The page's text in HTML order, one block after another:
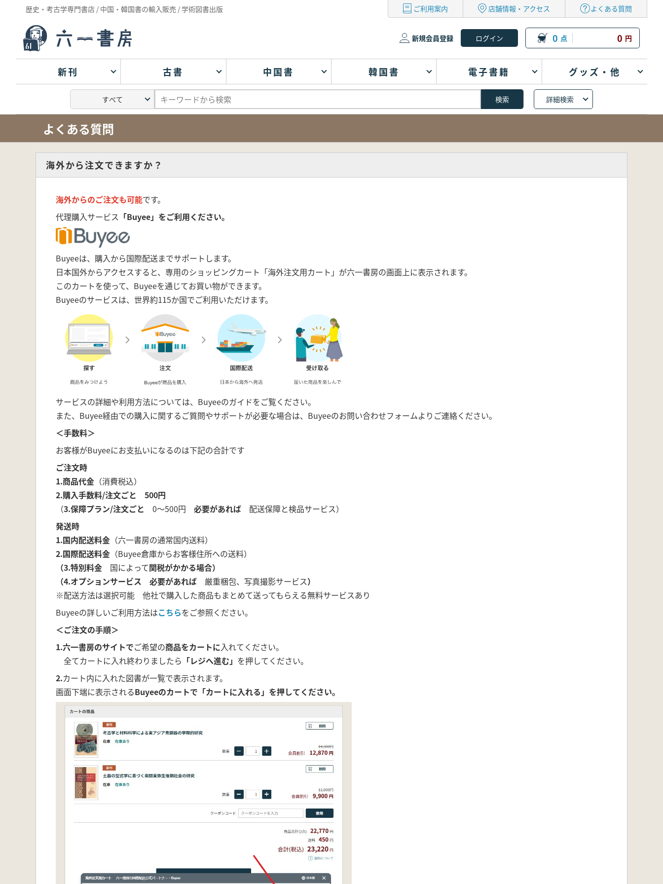
歴史・考古学専門書店 / 中国・韓国書の輸入販売 / 学術図書出版 ご利用案内 店舗情報・アクセス よくある質問
新規会員登録 0 点 0 円
新刊 古書 中国書 韓国書 電子書籍 グッズ・他
詳細検索
よくある質問
海外から注文できますか？
海外からのご注文も可能です。
代理購入サービス 「Buyee」をご利用ください。
Buyeeは、購入から国際配送までサポートします。
日本国外からアクセスすると、専用のショッピングカート「海外注文用カート」が六一書房の画面上に表示されます。
このカートを使って、Buyeeを通じてお買い物ができます。
Buyeeのサービスは、世界約115か国でご利用いただけます。
サービスの詳細や利用方法については、Buyeeのガイドをご覧ください。
また、Buyee経由での購入に関するご質問やサポートが必要な場合は、Buyeeのお問い合わせフォームよりご連絡ください。
＜手数料＞
お客様がBuyeeにお支払いになるのは下記の合計です
ご注文時
1.商品代金 （消費税込）
2.購入手数料/注文ごと 500円
（3.保障プラン/注文ごと 0～500円 必要があれば 配送保障と検品サービス）
発送時
1.国内配送料金 （六一書房の通常国内送料）
2.国際配送料金 （Buyee倉庫からお客様住所への送料）
（3.特別料金 国によって関税がかかる場合）
（4.オプションサービス 必要があれば 厳重梱包、写真撮影サービス）
※配送方法は選択可能 他社で購入した商品もまとめて送ってもらえる無料サービスあり
Buyeeの詳しいご利用方法はこちらをご参照ください。
＜ご注文の手順＞
1.六一書房のサイトでご希望の商品をカートに入れてください。
全てカートに入れ終わりましたら 「レジへ進む」 を押してください。
2.カート内に入れた図書が一覧で表示されます。
画面下端に表示されるBuyeeのカートで「カートに入れる」を押してください。